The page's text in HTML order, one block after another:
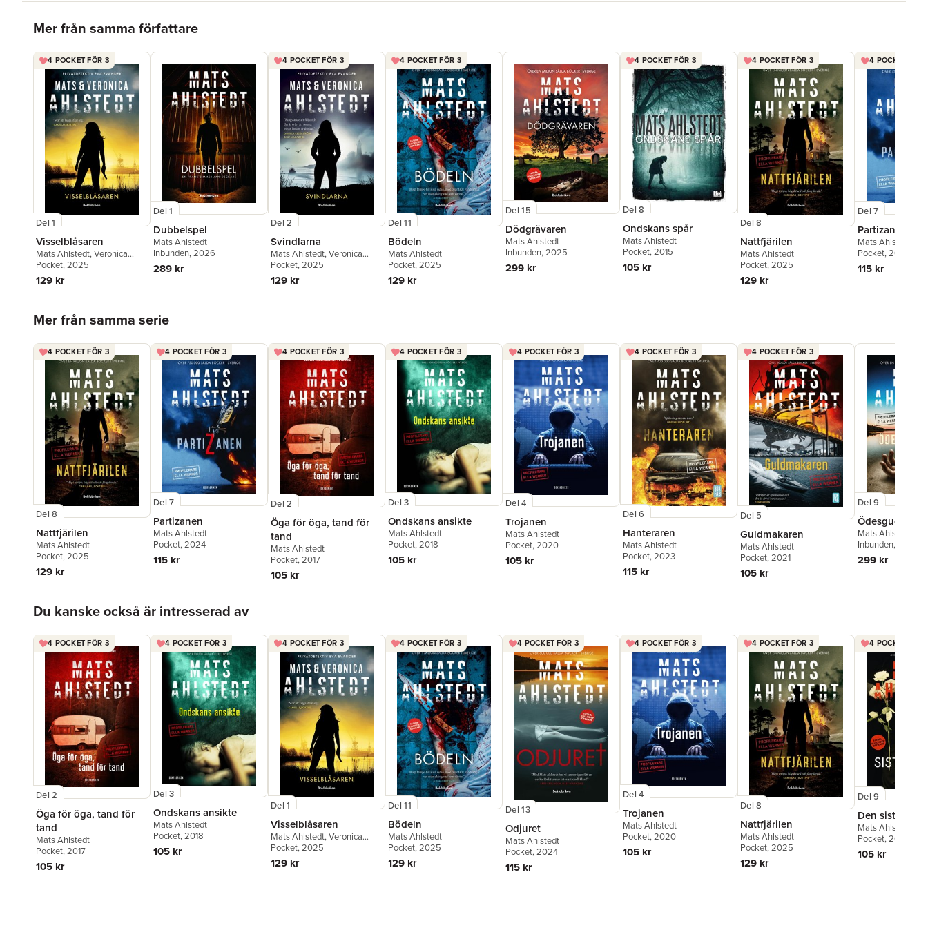
Mer från samma författare
4 POCKET FÖR 3
Del 1
Visselblåsaren
Mats Ahlstedt,Veronica
Ahlstedt McCleave
Pocket, 2025
129 kr
Del 1
Dubbelspel
Mats Ahlstedt
Inbunden, 2026
289 kr
4 POCKET FÖR 3
Del 2
Svindlarna
Mats Ahlstedt,Veronica
Ahlstedt McCleave
Pocket, 2025
129 kr
4 POCKET FÖR 3
Del 11
Bödeln
Mats Ahlstedt
Pocket, 2025
129 kr
Del 15
Dödgrävaren
Mats Ahlstedt
Inbunden, 2025
299 kr
4 POCKET FÖR 3
Del 8
Ondskans spår
Mats Ahlstedt
Pocket, 2015
105 kr
4 POCKET FÖR 3
Del 8
Nattfjärilen
Mats Ahlstedt
Pocket, 2025
129 kr
4 POCKET FÖR
Del 7
Partizanen
Mats Ahlstedt
Pocket, 2024
115 kr
Mer från samma serie
4 POCKET FÖR 3
Del 8
Nattfjärilen
Mats Ahlstedt
Pocket, 2025
129 kr
4 POCKET FÖR 3
Del 7
Partizanen
Mats Ahlstedt
Pocket, 2024
115 kr
4 POCKET FÖR 3
Del 2
Öga för öga, tand för
tand
Mats Ahlstedt
Pocket, 2017
105 kr
4 POCKET FÖR 3
Del 3
Ondskans ansikte
Mats Ahlstedt
Pocket, 2018
105 kr
4 POCKET FÖR 3
Del 4
Trojanen
Mats Ahlstedt
Pocket, 2020
105 kr
4 POCKET FÖR 3
Del 6
Hanteraren
Mats Ahlstedt
Pocket, 2023
115 kr
4 POCKET FÖR 3
Del 5
Guldmakaren
Mats Ahlstedt
Pocket, 2021
105 kr
Del 9
Ödesgudinnan
Mats Ahlstedt
Inbunden, 2025
299 kr
Du kanske också är intresserad av
4 POCKET FÖR 3
Del 2
Öga för öga, tand för
tand
Mats Ahlstedt
Pocket, 2017
105 kr
4 POCKET FÖR 3
Del 3
Ondskans ansikte
Mats Ahlstedt
Pocket, 2018
105 kr
4 POCKET FÖR 3
Del 1
Visselblåsaren
Mats Ahlstedt,Veronica
Ahlstedt McCleave
Pocket, 2025
129 kr
4 POCKET FÖR 3
Del 11
Bödeln
Mats Ahlstedt
Pocket, 2025
129 kr
4 POCKET FÖR 3
Del 13
Odjuret
Mats Ahlstedt
Pocket, 2024
115 kr
4 POCKET FÖR 3
Del 4
Trojanen
Mats Ahlstedt
Pocket, 2020
105 kr
4 POCKET FÖR 3
Del 8
Nattfjärilen
Mats Ahlstedt
Pocket, 2025
129 kr
4 POCKET FÖR
Del 9
Den sista vilan
Mats Ahlstedt
Pocket, 2018
105 kr